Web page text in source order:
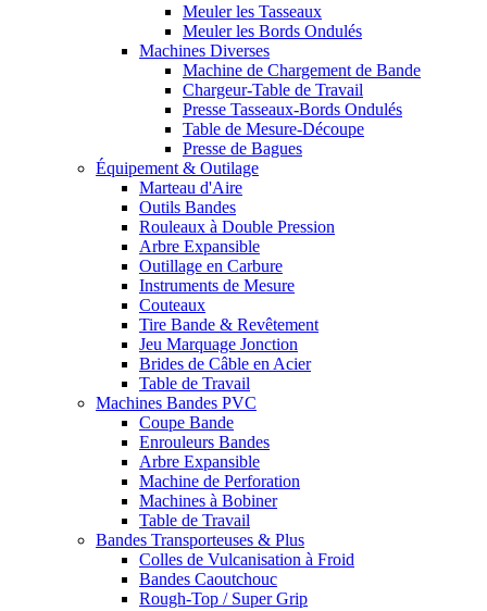
Meuler les Tasseaux
Meuler les Bords Ondulés
Machines Diverses
Machine de Chargement de Bande
Chargeur-Table de Travail
Presse Tasseaux-Bords Ondulés
Table de Mesure-Découpe
Presse de Bagues
Équipement & Outilage
Marteau d'Aire
Outils Bandes
Rouleaux à Double Pression
Arbre Expansible
Outillage en Carbure
Instruments de Mesure
Couteaux
Tire Bande & Revêtement
Jeu Marquage Jonction
Brides de Câble en Acier
Table de Travail
Machines Bandes PVC
Coupe Bande
Enrouleurs Bandes
Arbre Expansible
Machine de Perforation
Machines à Bobiner
Table de Travail
Bandes Transporteuses & Plus
Colles de Vulcanisation à Froid
Bandes Caoutchouc
Rough-Top / Super Grip